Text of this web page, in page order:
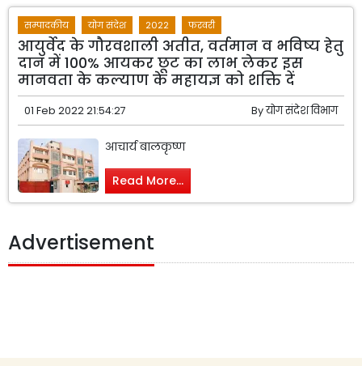
सम्पादकीय योग संदेश 2022 फरवरी
आयुर्वेद के गौरवशाली अतीत, वर्तमान व भविष्य हेतु
दान में 100% आयकर छूट का लाभ लेकर इस
मानवता के कल्याण के महायज्ञ को शक्ति दें
01 Feb 2022 21:54:27 Byयोग संदेश विभाग
आचार्य बालकृष्ण
Read More...
Advertisement